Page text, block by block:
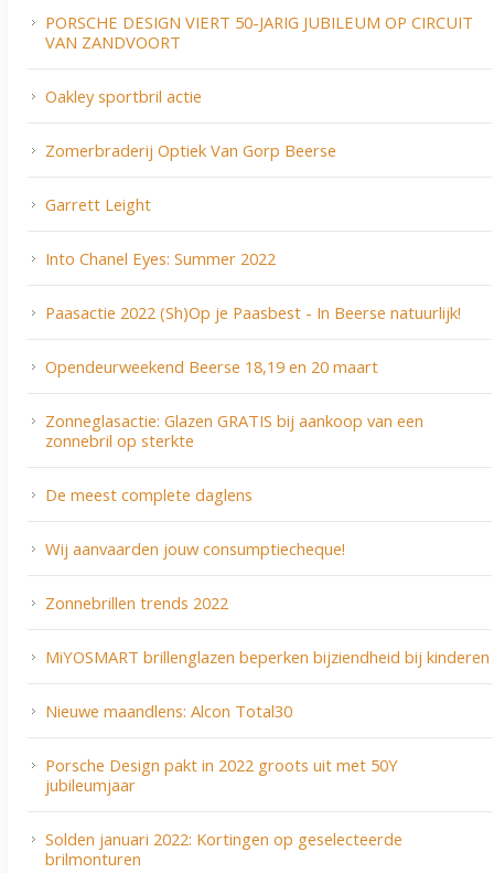
PORSCHE DESIGN VIERT 50-JARIG JUBILEUM OP CIRCUIT
VAN ZANDVOORT
Oakley sportbril actie
Zomerbraderij Optiek Van Gorp Beerse
Garrett Leight
Into Chanel Eyes: Summer 2022
Paasactie 2022 (Sh)Op je Paasbest - In Beerse natuurlijk!
Opendeurweekend Beerse 18,19 en 20 maart
Zonneglasactie: Glazen GRATIS bij aankoop van een
zonnebril op sterkte
De meest complete daglens
Wij aanvaarden jouw consumptiecheque!
Zonnebrillen trends 2022
MiYOSMART brillenglazen beperken bijziendheid bij kinderen
Nieuwe maandlens: Alcon Total30
Porsche Design pakt in 2022 groots uit met 50Y
jubileumjaar
Solden januari 2022: Kortingen op geselecteerde
brilmonturen